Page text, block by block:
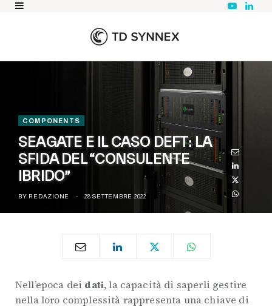
Y
L
COMPONENTS
SEAGATE E IL CASO DEFT: LA
SFIDA DEL “CONSULENTE
IBRIDO”
BY REDAZIONE 28 SETTEMBRE 2022
Nell’epoca dei dati, la capacità di saperli gestire
nella loro complessità rappresenta una chiave di